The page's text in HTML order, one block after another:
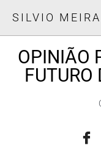
SILVIO MEIRA
OPINIÃO
FUTURO